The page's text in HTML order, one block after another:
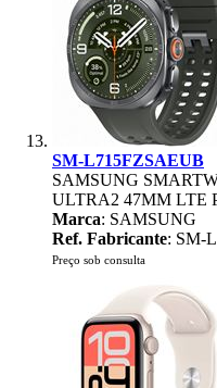
SM-L715FZSAEUB
SAMSUNG
ULTRA2 47MM LTE
Marca: SAMSUNG
Ref. Fabricante: SM-
Preço sob consulta